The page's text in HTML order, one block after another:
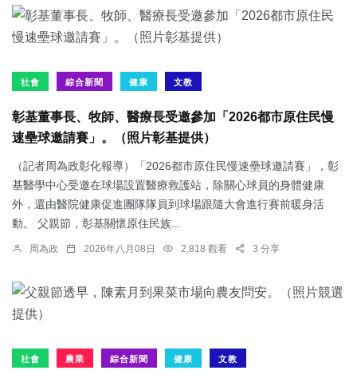
社會 綜合新聞 健康 文教
彰基董事長、牧師、醫療長受邀參加「2026都市原住民慢
速壘球邀請賽」。（照片彰基提供）
（記者周為政彰化報導）「2026都市原住民慢速壘球邀請賽」，彰
基醫學中心受邀在球場設置醫療救護站，除關心球員的身體健康
外，還由醫院健康促進團隊隊員到球場跟隨大會進行賽前暖身活
動。 父親節，彰基關懷原住民族...
周為政 2026年八月08日 2,818 觀看 3 分享
社會 農業 綜合新聞 健康 文教